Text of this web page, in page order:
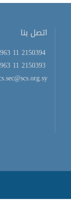
اتصل بنا
11 2150394
11 2150393